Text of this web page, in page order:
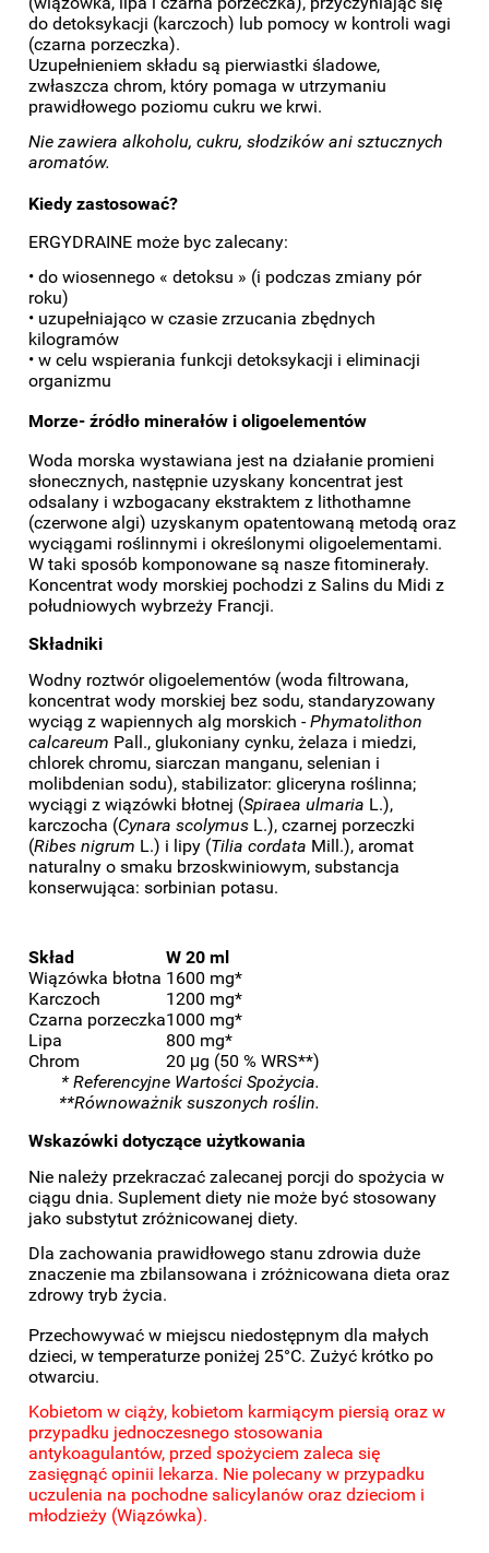
do detoksykacji (karczoch) lub pomocy w kontroli wagi
(czarna porzeczka).
Uzupełnieniem składu są pierwiastki śladowe,
zwłaszcza chrom, który pomaga w utrzymaniu
prawidłowego poziomu cukru we krwi.
Nie zawiera alkoholu, cukru, słodzików ani sztucznych
aromatów.
Kiedy zastosować?
ERGYDRAINE może byc zalecany:
• do wiosennego « detoksu » (i podczas zmiany pór
roku)
• uzupełniająco w czasie zrzucania zbędnych
kilogramów
• w celu wspierania funkcji detoksykacji i eliminacji
organizmu
Morze- źródło minerałów i oligoelementów
Woda morska wystawiana jest na działanie promieni
słonecznych, następnie uzyskany koncentrat jest
odsalany i wzbogacany ekstraktem z lithothamne
(czerwone algi) uzyskanym opatentowaną metodą oraz
wyciągami roślinnymi i określonymi oligoelementami.
W taki sposób komponowane są nasze fitominerały.
Koncentrat wody morskiej pochodzi z Salins du Midi z
południowych wybrzeży Francji.
Składniki
Wodny roztwór oligoelementów (woda filtrowana,
koncentrat wody morskiej bez sodu, standaryzowany
wyciąg z wapiennych alg morskich -Phymatolithon
calcareum Pall., glukoniany cynku, żelaza i miedzi,
chlorek chromu, siarczan manganu, selenian i
molibdenian sodu), stabilizator: gliceryna roślinna;
wyciągi z wiązówki błotnej (Spiraea ulmaria L.),
karczocha (Cynara scolymus L.), czarnej porzeczki
(Ribes nigrum L.) i lipy (Tilia cordata Mill.), aromat
naturalny o smaku brzoskwiniowym, substancja
konserwująca: sorbinian potasu.
Skład
W 20 ml
Wiązówka błotna 1600 mg*
Karczoch
1200 mg*
Czarna porzeczka1000 mg*
Lipa
800 mg*
Chrom
20 μg (50 % WRS**)
* Referencyjne Wartości Spożycia.
**Równoważnik suszonych roślin.
Wskazówki dotyczące użytkowania
Nie należy przekraczać zalecanej porcji do spożycia w
ciągu dnia. Suplement diety nie może być stosowany
jako substytut zróżnicowanej diety.
Dla zachowania prawidłowego stanu zdrowia duże
znaczenie ma zbilansowana i zróżnicowana dieta oraz
zdrowy tryb życia.
Przechowywać w miejscu niedostępnym dla małych
dzieci, w temperaturze poniżej 25°C. Zużyć krótko po
otwarciu.
Kobietom w ciąży, kobietom karmiącym piersią oraz w
przypadku jednoczesnego stosowania
antykoagulantów, przed spożyciem zaleca się
zasięgnąć opinii lekarza. Nie polecany w przypadku
uczulenia na pochodne salicylanów oraz dzieciom i
młodzieży (Wiązówka).